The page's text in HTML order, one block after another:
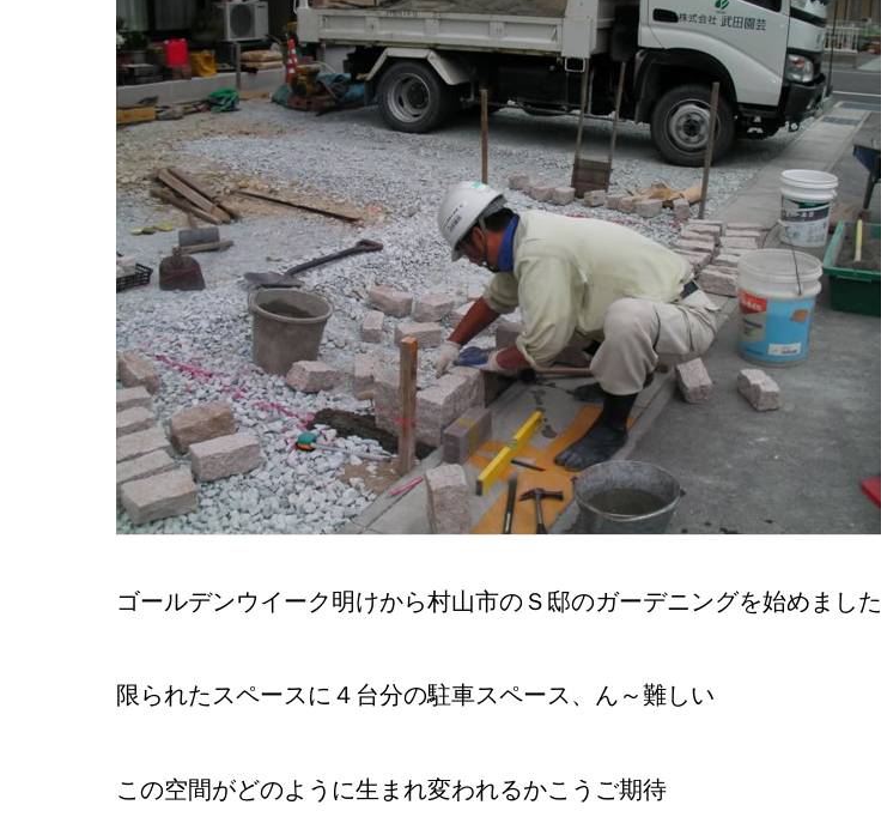
ゴールデンウイーク明けから村山市のＳ邸のガーデニングを始めました
限られたスペースに４台分の駐車スペース、ん～難しい
この空間がどのように生まれ変われるかこうご期待